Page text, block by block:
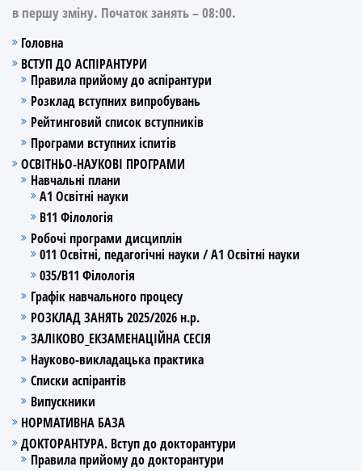
в першузміну. Початок занять –08:00.
Головна
ВСТУП ДО АСПІРАНТУРИ
Правила прийому до аспірантури
Розклад вступних випробувань
Рейтинговий список вступників
Програми вступних іспитів
ОСВІТНЬО-НАУКОВІ ПРОГРАМИ
Навчальні плани
А1 Освітні науки
В11 Філологія
Робочі програми дисциплін
011 Освітні, педагогічні науки / А1 Освітні науки
035/В11 Філологія
Графік навчального процесу
РОЗКЛАД ЗАНЯТЬ 2025/2026 н.р.
ЗАЛІКОВО_ЕКЗАМЕНАЦІЙНА СЕСІЯ
Науково-викладацька практика
Списки аспірантів
Випускники
НОРМАТИВНА БАЗА
ДОКТОРАНТУРА. Вступ до докторантури
Правила прийому до докторантури